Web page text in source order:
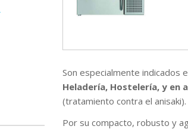
Son especialmente indicados
Heladería, Hostelería, y en
(tratamiento contra el anisaki).
Por su compacto, robusto y